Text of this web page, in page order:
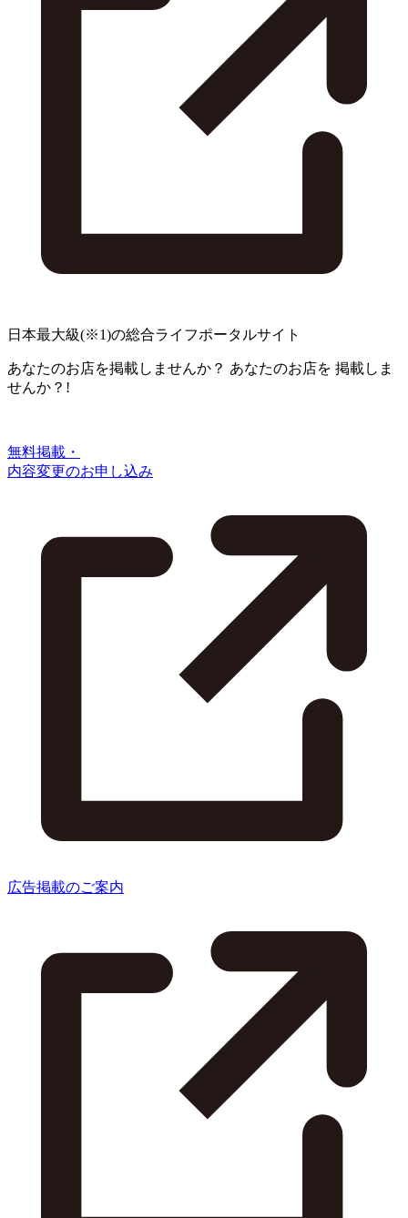
日本最大級(※1)の総合ライフポータルサイト
あなたのお店を掲載しませんか？ あなたのお店を 掲載しま
せんか？!
無料掲載・
内容変更のお申し込み
広告掲載のご案内